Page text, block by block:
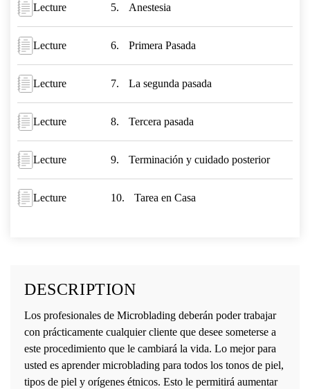
Lecture Anestesia
Lecture Primera Pasada
Lecture La segunda pasada
Lecture Tercera pasada
Lecture Terminación y cuidado posterior
Lecture Tarea en Casa
DESCRIPTION
Los profesionales de Microblading deberán poder trabajar
con prácticamente cualquier cliente que desee someterse a
este procedimiento que le cambiará la vida. Lo mejor para
usted es aprender microblading para todos los tonos de piel,
tipos de piel y orígenes étnicos. Esto le permitirá aumentar